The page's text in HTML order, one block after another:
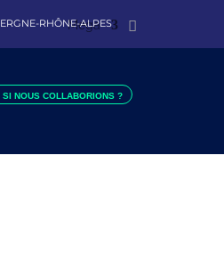
RHÔNE-ALPES
Mega
SI NOUS COLLABORIONS ?